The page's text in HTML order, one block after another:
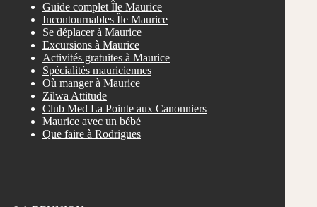
Guide complet Île Maurice
Incontournables Île Maurice
Se déplacer à Maurice
Excursions à Maurice
Activités gratuites à Maurice
Spécialités mauriciennes
Où manger à Maurice
Zilwa Attitude
Club Med La Pointe aux Canonniers
Maurice avec un bébé
Que faire à Rodrigues